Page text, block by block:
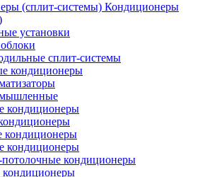
Кондиционеры
установки
сплит-системы
кондиционеры
кондиционеры
кондиционеры
кондиционеры
кондиционеры